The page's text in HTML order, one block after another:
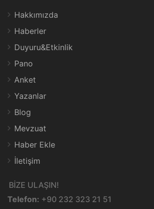
Hakkımızda
Haberler
Duyuru&Etkinlik
Pano
Anket
Yazanlar
Blog
Mevzuat
Haber Ekle
İletişim
BİZE ULAŞIN!
Telefon: +90 232 323 21 51